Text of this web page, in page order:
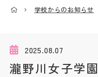
学校選び
学校からのお知らせ
2025.08.07
瀧野川女子学